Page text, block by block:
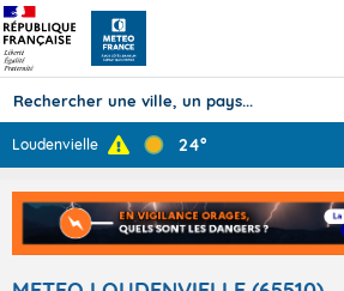
Prévisions
TOUS LES RÉSULTATS
Loudenvielle 24°